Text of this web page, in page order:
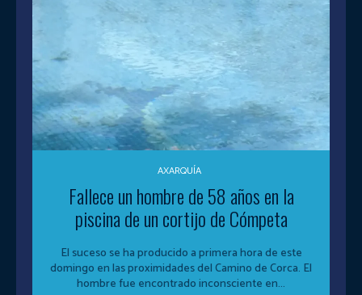
AXARQUÍA
Fallece un hombre de 58 años en la
piscina de un cortijo de Cómpeta
El suceso se ha producido a primera hora de este
domingo en las proximidades del Camino de Corca. El
hombre fue encontrado inconsciente en...